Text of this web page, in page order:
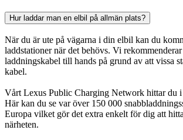
Hur laddar man en elbil på allmän plats?
När du är ute på vägarna i din elbil kan du
laddstationer när det behövs. Vi
laddningskabel till hands på grund av att vissa
kabel.
Vårt Lexus Public Charging Network hittar du
Här kan du se var över 150 000
Europa vilket gör det extra enkelt för dig att
närheten.